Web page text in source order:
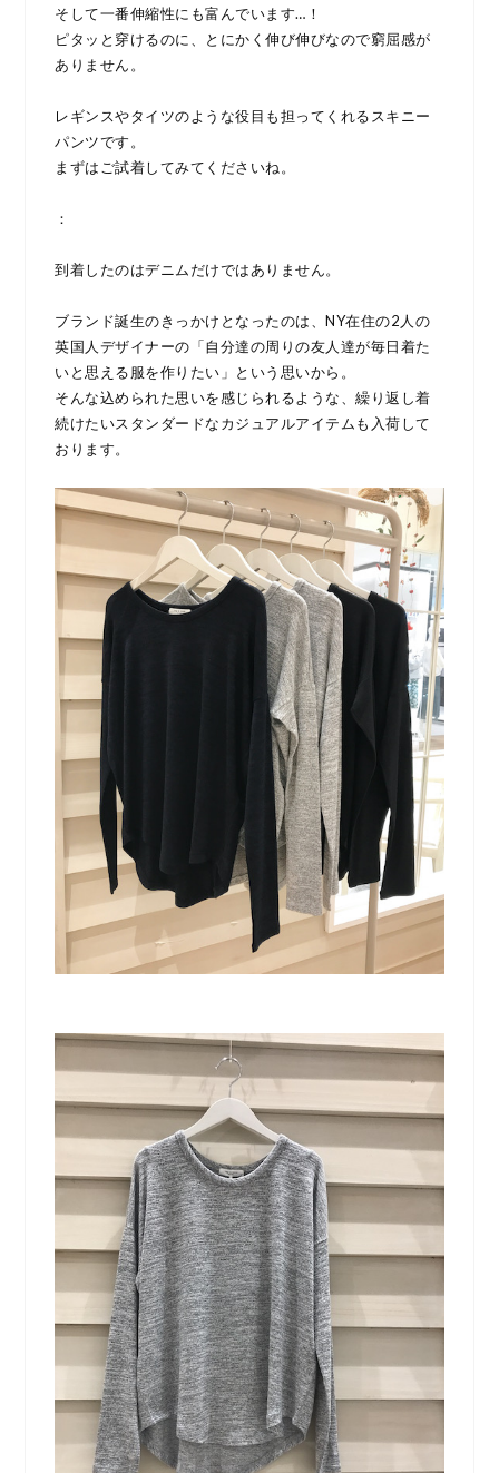
そして一番伸縮性にも富んでいます…！
ピタッと穿けるのに、とにかく伸び伸びなので窮屈感が
ありません。
レギンスやタイツのような役目も担ってくれるスキニー
パンツです。
まずはご試着してみてくださいね。
：
到着したのはデニムだけではありません。
ブランド誕生のきっかけとなったのは、NY在住の2人の
英国人デザイナーの「自分達の周りの友人達が毎日着た
いと思える服を作りたい」という思いから。
そんな込められた思いを感じられるような、繰り返し着
続けたいスタンダードなカジュアルアイテムも入荷して
おります。